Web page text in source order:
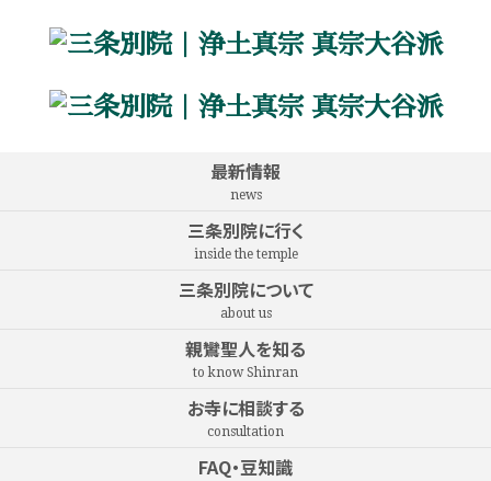
最新情報
news
三条別院に行く
inside the temple
三条別院について
about us
親鸞聖人を知る
to know Shinran
お寺に相談する
consultation
FAQ・豆知識